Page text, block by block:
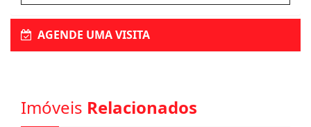
AGENDE UMA VISITA
Imóveis Relacionados